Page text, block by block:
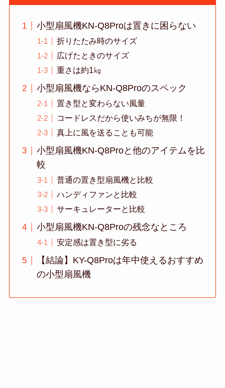
小型扇風機KN-Q8Proは置きに困らない
折りたたみ時のサイズ
広げたときのサイズ
重さは約1㎏
小型扇風機ならKN-Q8Proのスペック
置き型と変わらない風量
コードレスだから使いみちが無限！
真上に風を送ることも可能
小型扇風機KN-Q8Proと他のアイテムを比
較
普通の置き型扇風機と比較
ハンディファンと比較
サーキュレーターと比較
小型扇風機KN-Q8Proの残念なところ
安定感は置き型に劣る
【結論】KY-Q8Proは年中使えるおすすめ
の小型扇風機